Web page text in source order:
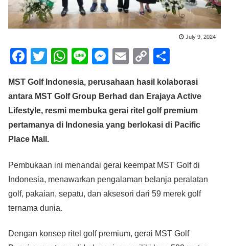
July 9, 2024
F
c
e
b
o
k
T
tt
er
W
at
s
A
Li
e
M
ss
e
n
E
ail
C
p
y
Li
ar
e
MST Golf Indonesia, perusahaan hasil kolaborasi
antara MST Golf Group Berhad dan Erajaya Active
Lifestyle, resmi membuka gerai ritel golf premium
pertamanya di Indonesia yang berlokasi di Pacific
Place Mall.
Pembukaan ini menandai gerai keempat MST Golf di
Indonesia, menawarkan pengalaman belanja peralatan
golf, pakaian, sepatu, dan aksesori dari 59 merek golf
ternama dunia.
Dengan konsep ritel golf premium, gerai MST Golf